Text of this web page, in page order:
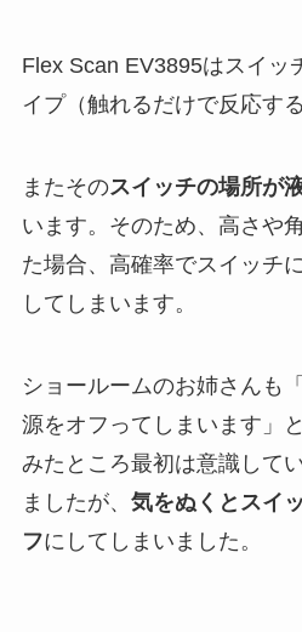
Flex Scan EV3895はスイッ
イプ（触れるだけで反応す
またそのスイッチの場所が
います。そのため、高さや
た場合、高確率でスイッチ
してしまいます。
ショールームのお姉さんも
源をオフってしまいます」
みたところ最初は意識して
ましたが、 気をぬくとスイ
フにしてしまいました。